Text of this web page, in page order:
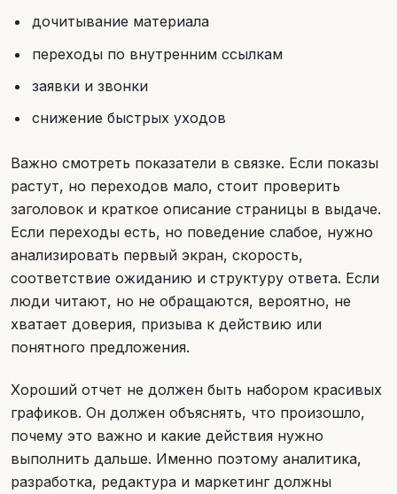
дочитывание материала
переходы по внутренним ссылкам
заявки и звонки
снижение быстрых уходов
Важно смотреть показатели в связке. Если показы
растут, но переходов мало, стоит проверить
заголовок и краткое описание страницы в выдаче.
Если переходы есть, но поведение слабое, нужно
анализировать первый экран, скорость,
соответствие ожиданию и структуру ответа. Если
люди читают, но не обращаются, вероятно, не
хватает доверия, призыва к действию или
понятного предложения.
Хороший отчет не должен быть набором красивых
графиков. Он должен объяснять, что произошло,
почему это важно и какие действия нужно
выполнить дальше. Именно поэтому аналитика,
разработка, редактура и маркетинг должны